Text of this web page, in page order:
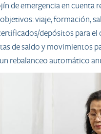
de emergencia en cuenta
viaje, formación,
depósitos para el
de saldo y movimientos
rebalanceo automático